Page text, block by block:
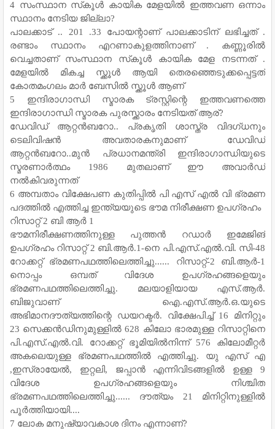
4 സംസ്ഥാന സ്‌കൂൾ കായിക മേളയിൽ ഇത്തവണ ഒന്നാം
സ്ഥാനം നേടിയ ജില്ലാ?
പാലക്കാട് .. 201 .33 പോയന്റാണ് പാലക്കാടിന് ലഭിച്ചത് .
രണ്ടാം സ്ഥാനം എറണാകുളത്തിനാണ് . കണ്ണൂരിൽ
വെച്ചതാണ് സംസ്ഥാന സ്‌കൂൾ കായിക മേള നടന്നത് .
മേളയിൽ മികച്ച സ്ക്കൂൾ ആയി തെരഞ്ഞെടുക്കപ്പെട്ടത്
കോതമംഗലം മാർ ബേസിൽ സ്ക്കൂൾ ആണ്
5 ഇന്ദിരാഗാന്ധി സ്മാരക ട്രസ്റ്റിന്റെ ഇത്തവണത്തെ
ഇന്ദിരാഗാന്ധി സ്മാരക പുരസ്ക്കാരം നേടിയത് ആര്?
ഡേവിഡ് ആറ്റൻബറോ.. പ്രകൃതി ശാസ്ത്ര വിദഗ്ധനും
ടെലിവിഷൻ അവതാരകനുമാണ് ഡേവിഡ്
ആറ്റൻബറോ..മുൻ പ്രധാനമന്ത്രി ഇന്ദിരാഗാന്ധിയുടെ
സ്മരണാർത്ഥം 1986 മുതലാണ് ഈ അവാർഡ്
നൽകിവരുന്നത്
6 അമ്പതാം വിക്ഷേപണ കുതിപ്പിൽ പി എസ് എൽ വി ഭ്രമണ
പദത്തിൽ എത്തിച്ച ഇന്ത്യയുടെ ഭൗമ നിരീക്ഷണ ഉപഗ്രഹം
റിസാറ്റ് 2 ബി ആർ 1
ഭൗമനിരീക്ഷണത്തിനുള്ള പുത്തൻ റഡാർ ഇമേജിങ്
ഉപഗ്രഹം റിസാറ്റ് 2 ബി.ആർ.1-നെ പി.എസ്.എൽ.വി. സി-48
റോക്കറ്റ് ഭ്രമണപഥത്തിലെത്തിച്ചു...... റിസാറ്റ്-2 ബി.ആർ-1
നൊപ്പം ഒമ്പത് വിദേശ ഉപഗ്രഹങ്ങളെയും
ഭ്രമണപഥത്തിലെത്തിച്ചു. മലയാളിയായ എസ്.ആർ.
ബിജുവാണ് ഐ.എസ്.ആർ.ഒ.യുടെ
അഭിമാനദൗത്യത്തിന്റെ ഡയറക്ടർ. വിക്ഷേപിച്ച് 16 മിനിറ്റും
23 സെക്കൻഡിനുമുള്ളിൽ 628 കിലോ ഭാരമുള്ള റിസാറ്റിനെ
പി.എസ്.എൽ.വി. റോക്കറ്റ് ഭൂമിയിൽനിന്ന് 576 കിലോമീറ്റർ
അകലെയുള്ള ഭ്രമണപഥത്തിൽ എത്തിച്ചു. യു എസ് എ
,ഇസ്രായേൽ, ഇറ്റലി, ജപ്പാൻ എന്നിവിടങ്ങളിൽ ഉള്ള 9
വിദേശ ഉപഗ്രഹങ്ങളെയും നിശ്ചിത
ഭ്രമണപഥത്തിലെത്തിച്ചു...... ദൗത്യം 21 മിനിറ്റിനുള്ളിൽ
പൂർത്തിയായി....
7 ലോക മനുഷ്യാവകാശ ദിനം എന്നാണ്‌?